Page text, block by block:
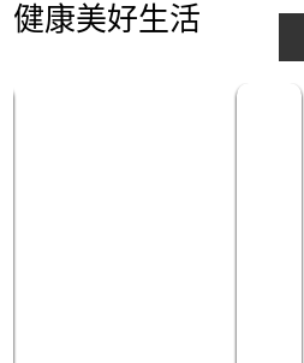
健康美好生活